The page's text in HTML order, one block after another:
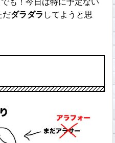
だダラダラ してようと思